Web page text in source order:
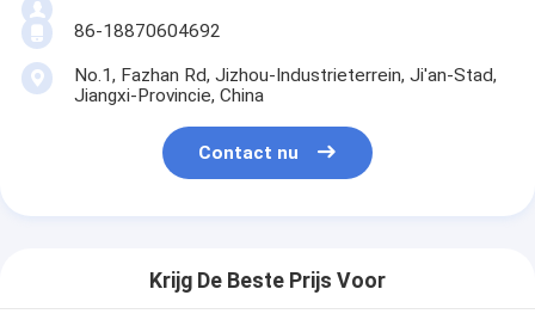
86-18870604692
No.1, Fazhan Rd, Jizhou-Industrieterrein, Ji'an-Stad,
Jiangxi-Provincie, China
Contact nu
Krijg De Beste Prijs Voor